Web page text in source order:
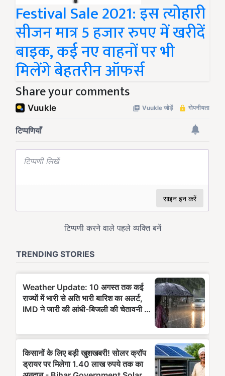
Festival Sale 2021: इस त्योहारी
सीजन मात्र 5 हजार रुपए में खरीदें
बाइक, कई नए वाहनों पर भी
मिलेंगे बेहतरीन ऑफर्स
Share your comments